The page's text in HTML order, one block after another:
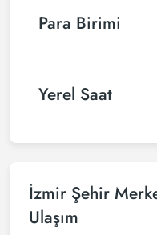
Para Birimi
Yerel Saat
İzmir Şehir
Ulaşım